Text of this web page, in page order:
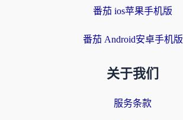
番茄 ios苹果手机版
番茄 Android安卓手机版
关于我们
服务条款